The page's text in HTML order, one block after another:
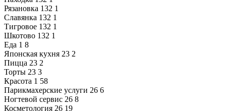
Рязановка 132 1
Славянка 132 1
Тигровое 132 1
Шкотово 132 1
Еда 1 8
Японская кухня 23 2
Пицца 23 2
Торты 23 3
Красота 1 58
Парикмахерские услуги 26 6
Ногтевой сервис 26 8
Косметология 26 19